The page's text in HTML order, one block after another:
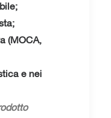
(MOCA,
e nei